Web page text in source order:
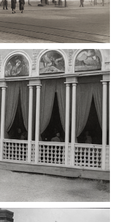
ЖИТОМИР
Фото Житомира період
1917 року
Leave a comment
ЖИТОМИР 1947
Фото Житомир (1945-